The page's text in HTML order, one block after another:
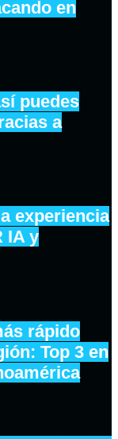
en
puedes
a
experiencia
IA y
rápido
Top 3 en